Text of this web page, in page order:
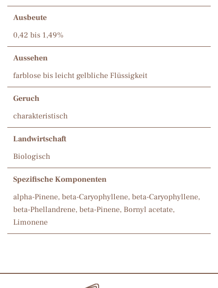
Ausbeute
0,42 bis 1,49%
Aussehen
farblose bis leicht gelbliche Flüssigkeit
Geruch
charakteristisch
Landwirtschaft
Biologisch
Spezifische Komponenten
alpha-Pinene, beta-Caryophyllene, beta-Caryophyllene,
beta-Phellandrene, beta-Pinene, Bornyl acetate,
Limonene